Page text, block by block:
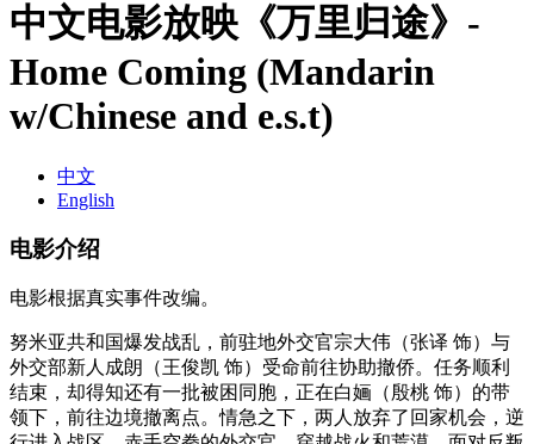
中文电影放映《万里归途》-
Home Coming (Mandarin
w/Chinese and e.s.t)
中文
English
电影介绍
电影根据真实事件改编。
努米亚共和国爆发战乱，前驻地外交官宗大伟（张译 饰）与
外交部新人成朗（王俊凯 饰）受命前往协助撤侨。任务顺利
结束，却得知还有一批被困同胞，正在白婳（殷桃 饰）的带
领下，前往边境撤离点。情急之下，两人放弃了回家机会，逆